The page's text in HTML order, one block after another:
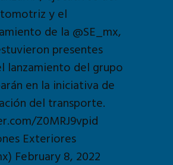
y el
de la @SE_mx,
presentes
lanzamiento del grupo
en la iniciativa de
del transporte.
Z0MRJ9vpid
Exteriores
February 8, 2022